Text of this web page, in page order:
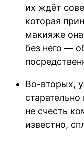
их ждёт
которая
макияже
без него —
Во-вторых,
не счесть
известно,